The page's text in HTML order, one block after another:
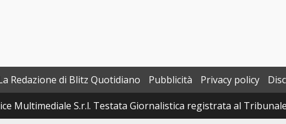
Redazione di Blitz Quotidiano Pubblicità Privacy policy
Multimediale S.r.l. Testata Giornalistica registrata al